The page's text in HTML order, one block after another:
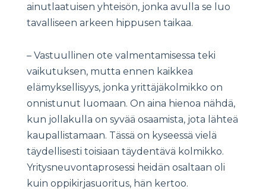
ainutlaatuisen yhteisön, jonka avulla se luo
tavalliseen arkeen hippusen taikaa.
– Vastuullinen ote valmentamisessa teki
vaikutuksen, mutta ennen kaikkea
elämyksellisyys, jonka yrittäjäkolmikko on
onnistunut luomaan. On aina hienoa nähdä,
kun jollakulla on syvää osaamista, jota lähteä
kaupallistamaan. Tässä on kyseessä vielä
täydellisesti toisiaan täydentävä kolmikko.
Yritysneuvontaprosessi heidän osaltaan oli
kuin oppikirjasuoritus, hän kertoo.